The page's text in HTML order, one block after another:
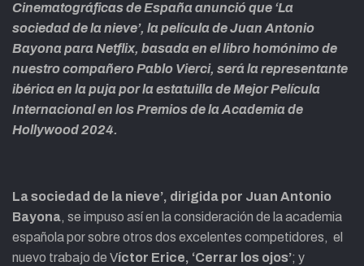
Cinematográficas de España anunció que ‘La
sociedad de la nieve’, la película de Juan Antonio
Bayona para Netflix, basada en el libro homónimo de
nuestro compañero Pablo Vierci, será la representante
ibérica en la puja por la estatuilla de Mejor Película
Internacional en los Premios de la Academia de
Hollywood 2024.
La sociedad de la nieve’, dirigida por Juan Antonio
Bayona, se impuso así en la consideración de la academia
española por sobre otros dos excelentes competidores, el
nuevo trabajo de Víctor Erice, ‘Cerrar los ojos’; y